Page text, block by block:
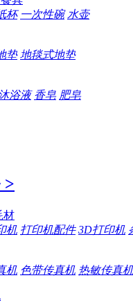
杯 一次性碗 水壶
垫 地毯式地垫
沐浴液 香皂 肥皂
>
材
机 打印机配件 3D打印机
机 色带传真机 热敏传真机